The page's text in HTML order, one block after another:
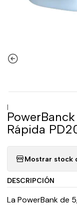
|
Rápida
Mostrar stock
DESCRIPCIÓN
La PowerBank de